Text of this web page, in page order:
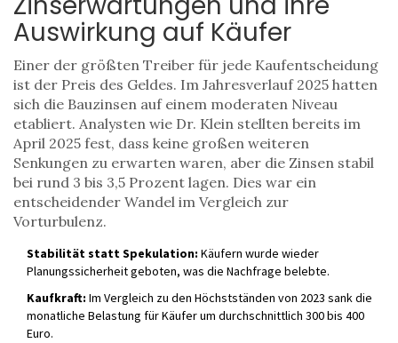
Auswirkung auf Käufer
Einer der größten Treiber für jede Kaufentscheidung
ist der Preis des Geldes. Im Jahresverlauf 2025 hatten
sich die Bauzinsen auf einem moderaten Niveau
etabliert. Analysten wie Dr. Klein stellten bereits im
April 2025 fest, dass keine großen weiteren
Senkungen zu erwarten waren, aber die Zinsen stabil
bei rund 3 bis 3,5 Prozent lagen. Dies war ein
entscheidender Wandel im Vergleich zur
Vorturbulenz.
Stabilität statt Spekulation: Käufern wurde wieder
Planungssicherheit geboten, was die Nachfrage belebte.
Kaufkraft: Im Vergleich zu den Höchstständen von 2023 sank die
monatliche Belastung für Käufer um durchschnittlich 300 bis 400
Euro.